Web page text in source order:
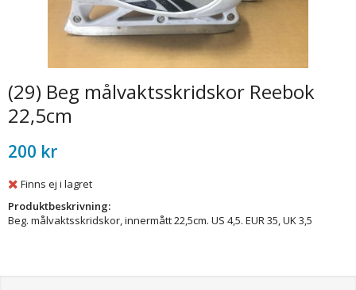
(29) Beg målvaktsskridskor Reebok
22,5cm
200 kr
Finns ej i lagret
Produktbeskrivning:
Beg. målvaktsskridskor, innermått 22,5cm. US 4,5. EUR 35, UK 3,5